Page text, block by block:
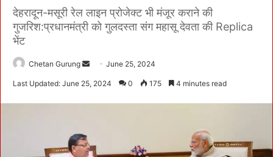
देहरादून-मसूरी रेल लाइन प्रोजेक्ट भी मंजूर कराने की
गुजरिश:प्रधानमंत्री को गुलदस्ता संग महासू देवता की Replica
भेंट
Chetan Gurung
e
June 25, 2024
Last Updated: June 25, 2024 0 175 4 minutes read